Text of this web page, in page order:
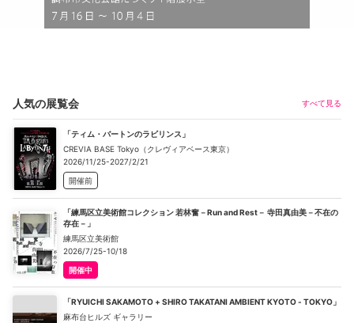
人気の展覧会 すべて見る
「ティム・バートンのラビリンス」
CREVIA BASE Tokyo（クレヴィアベース東京）
2026/11/25-2027/2/21
開催前
「練馬区立美術館コレクション 若林奮－Run and Rest－ 寺田真由美－不在の
存在－」
練馬区立美術館
2026/7/25-10/18
開催中
「RYUICHI SAKAMOTO + SHIRO TAKATANI AMBIENT KYOTO - TOKYO」
麻布台ヒルズ ギャラリー